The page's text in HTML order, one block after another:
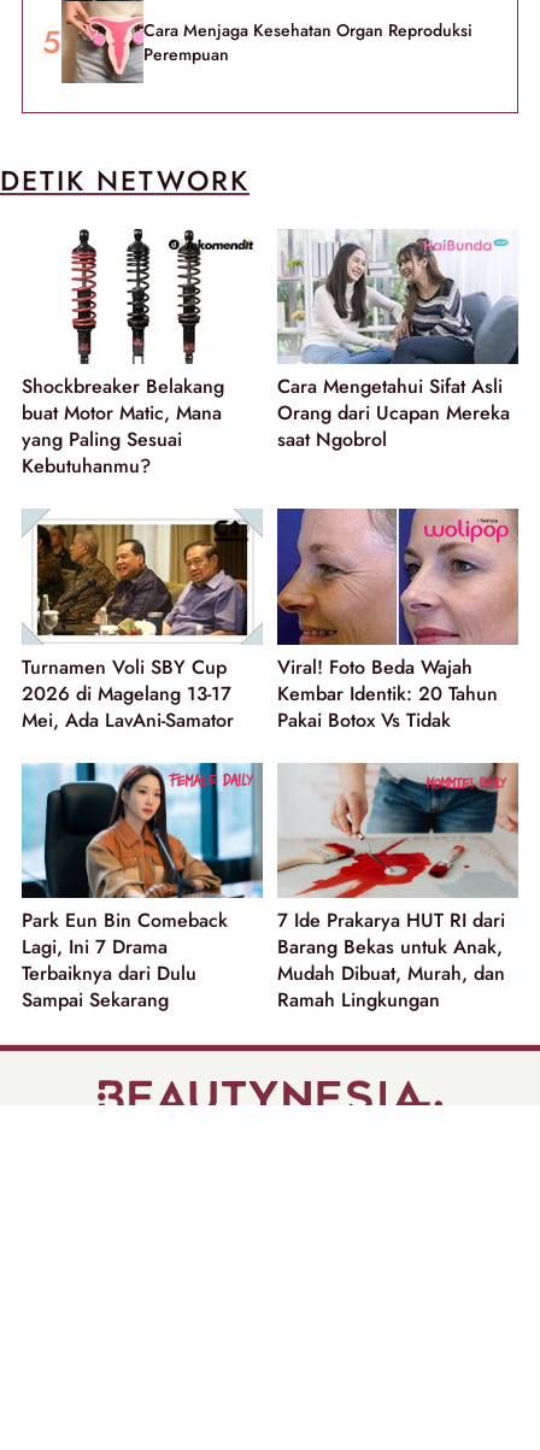
Cara Menjaga Kesehatan Organ Reproduksi
Perempuan
DETIK NETWORK
Shockbreaker Belakang
buat Motor Matic, Mana
yang Paling Sesuai
Kebutuhanmu?
Cara Mengetahui Sifat Asli
Orang dari Ucapan Mereka
saat Ngobrol
Turnamen Voli SBY Cup
2026 di Magelang 13-17
Mei, Ada LavAni-Samator
Viral! Foto Beda Wajah
Kembar Identik: 20 Tahun
Pakai Botox Vs Tidak
Park Eun Bin Comeback
Lagi, Ini 7 Drama
Terbaiknya dari Dulu
Sampai Sekarang
7 Ide Prakarya HUT RI dari
Barang Bekas untuk Anak,
Mudah Dibuat, Murah, dan
Ramah Lingkungan